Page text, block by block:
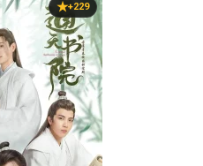
+229